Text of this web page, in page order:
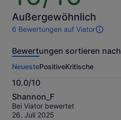
10
Außergewöhnlich
6 Bewertungen auf Viator
6
dieser
Weitere
Informationen
zu
unseren
geprüften
Bewertungen.
Bewertungen sortieren nach
NeuestePositiveKritische
10.0/10
10.0
von
10
Shannon_F
Bei Viator bewertet
26. Juli 2025